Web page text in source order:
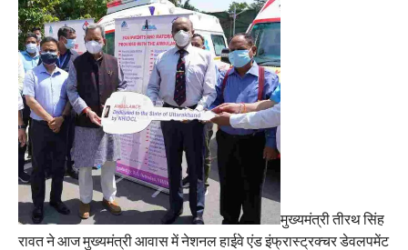
मुख्यमंत्री तीरथ सिंह
रावत ने आज मुख्यमंत्री आवास में नेशनल हाईवे एंड इंफ्रास्ट्रक्चर डेवलपमेंट